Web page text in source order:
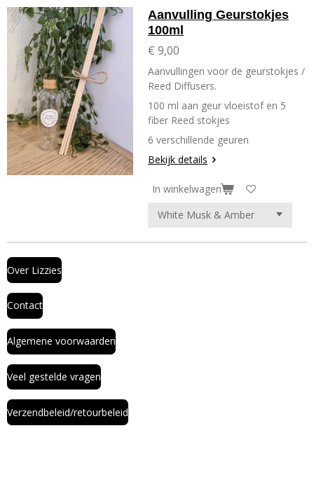
Aanvulling Geurstokjes
100ml
€ 9,00
Aanvullingen voor de geurstokjes /
Reed Diffusers.
100 ml aan geur vloeistof en 5
fiber Reed stokjes
6 verschillende geuren
Bekijk details
In winkelwagen
Over Lizzies
Contact
Algemene voorwaarden
Veel gestelde vragen
Verzendbeleid/retourbeleid